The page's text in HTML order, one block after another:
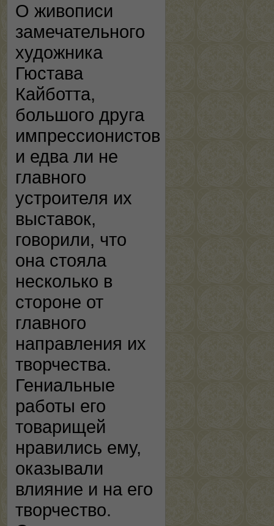
О живописи
замечательного
художника
Гюстава
Кайботта,
большого друга
импрессионистов
и едва ли не
главного
устроителя их
выставок,
говорили, что
она стояла
несколько в
стороне от
главного
направления их
творчества.
Гениальные
работы его
товарищей
нравились ему,
оказывали
влияние и на его
творчество.